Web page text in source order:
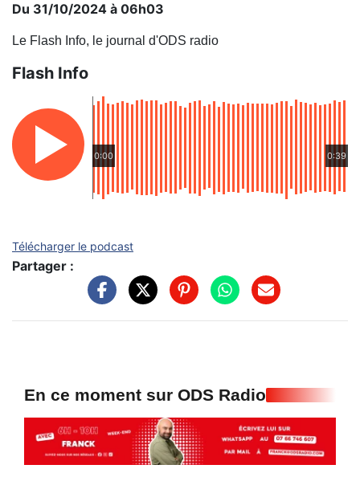
Du 31/10/2024 à 06h03
Le Flash Info, le journal d'ODS radio
Flash Info
0:00 0:39
Télécharger le podcast
Partager :
En ce moment sur ODS Radio